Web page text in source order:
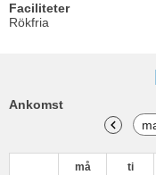
Faciliteter
Rökfria
Ankomst
må ti